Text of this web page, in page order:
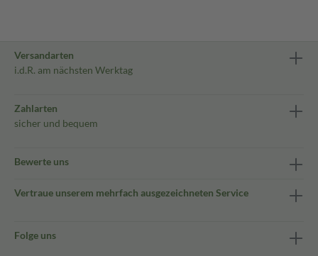
Versandarten
i.d.R. am nächsten Werktag
Zahlarten
sicher und bequem
Bewerte uns
Vertraue unserem mehrfach ausgezeichneten Service
Folge uns